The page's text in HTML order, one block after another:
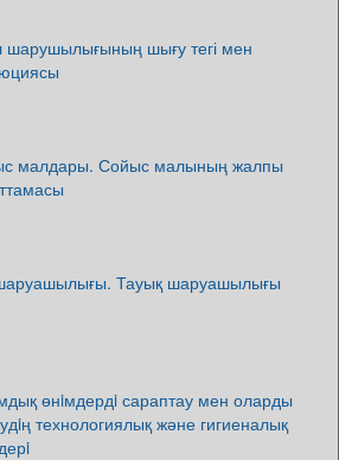
шарушылығының шығу тегі мен
малдары. Сойыс малының жалпы
Тауық шаруашылығы
өнiмдердi сараптау мен оларды
технологиялық және гигиеналық